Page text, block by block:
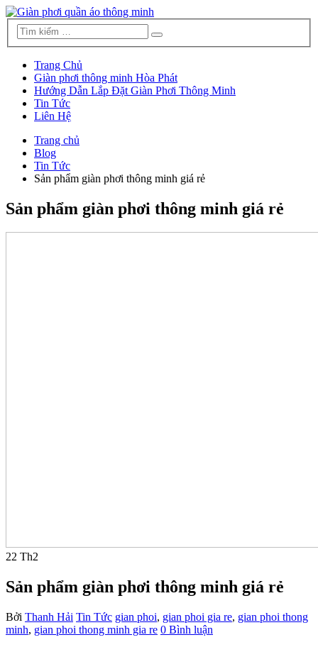
Trang Chủ
Giàn phơi thông minh Hòa Phát
Hướng Dẫn Lắp Đặt Giàn Phơi Thông Minh
Tin Tức
Liên Hệ
Trang chủ
Blog
Tin Tức
Sản phẩm giàn phơi thông minh giá rẻ
Sản phẩm giàn phơi thông minh giá rẻ
22 Th2
Sản phẩm giàn phơi thông minh giá rẻ
Bởi Thanh Hải Tin Tức gian phoi, gian phoi gia re, gian phoi thong
minh, gian phoi thong minh gia re 0 Bình luận